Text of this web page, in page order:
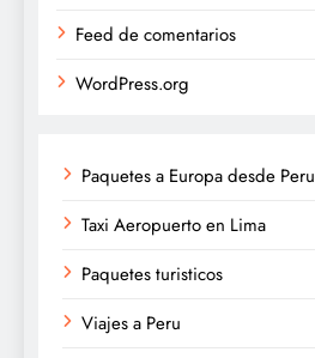
Feed de comentarios
WordPress.org
Paquetes a Europa desde Peru
Taxi Aeropuerto en Lima
Paquetes turisticos
Viajes a Peru